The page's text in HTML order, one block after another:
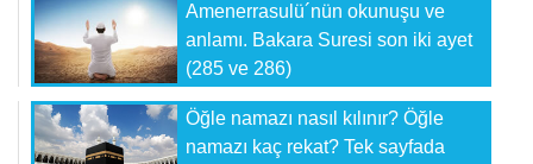
Amenerrasulü´nün okunuşu ve
anlamı. Bakara Suresi son iki ayet
(285 ve 286)
Öğle namazı nasıl kılınır? Öğle
namazı kaç rekat? Tek sayfada